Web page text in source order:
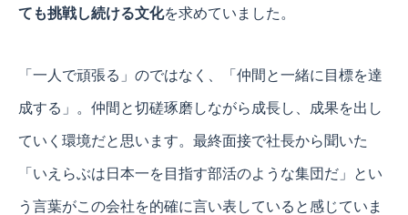
ても挑戦し続ける文化を求めていました。
「一人で頑張る」のではなく、「仲間と一緒に目標を達
成する」。仲間と切磋琢磨しながら成長し、成果を出し
ていく環境だと思います。最終面接で社長から聞いた
「いえらぶは日本一を目指す部活のような集団だ」とい
う言葉がこの会社を的確に言い表していると感じていま